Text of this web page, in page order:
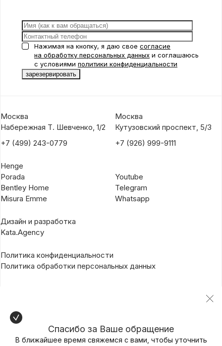
Нажимая на кнопку, я даю свое согласие
на обработку персональных данных и соглашаюсь
с условиями политики конфиденциальности
Москва
Набережная Т. Шевченко, 1/2
+7 (499) 243-0779
Москва
Кутузовский проспект, 5/3
+7 (926) 999-9111
Henge
Porada
Bentley Home
Misura Emme
Youtube
Telegram
Whatsapp
Дизайн и разработка
Kata.Agency
Политика конфиденциальности
Политика обработки персональных данных
Спасибо за Ваше обращение
В ближайшее время свяжемся с вами, чтобы уточнить